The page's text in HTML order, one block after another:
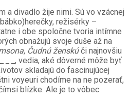
a divadlo žije nimi. Sú vo vzácnej
režisérky –
i obe spoločne tvoria intímne
obnažujú svoje duše až na
, Čudnú ženskúči najnovšiu
_ , vedia, aké dôverné môže byť
skladajú do fascinujúcej
voyeuri chodíme na ne pozerať,
blízke. Ale je to vôbec